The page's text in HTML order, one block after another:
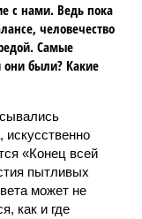
с нами. Ведь пока
человечество
Самые
были? Какие
искусственно
«Конец всей
пытливых
может не
как и где